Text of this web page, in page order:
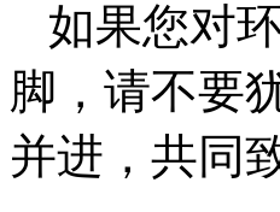
如果您对
脚，请不要
并进，共同